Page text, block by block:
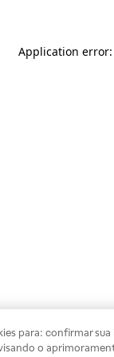
Application
para: confirmar
o